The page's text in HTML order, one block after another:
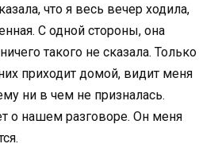
что я весь вечер ходила,
С одной стороны, она
такого не сказала. Только
приходит домой, видит меня
ни в чем не призналась.
о нашем разговоре. Он меня